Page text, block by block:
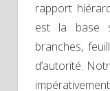
rapport
est la base
branches,
d’autorité.